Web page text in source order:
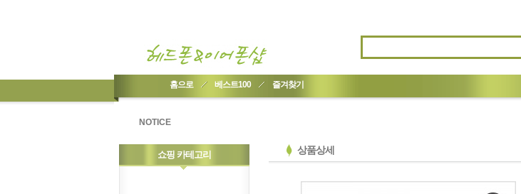
홈으로 베스트100 즐겨찾기
NOTICE
쇼핑 카테고리 상품상세